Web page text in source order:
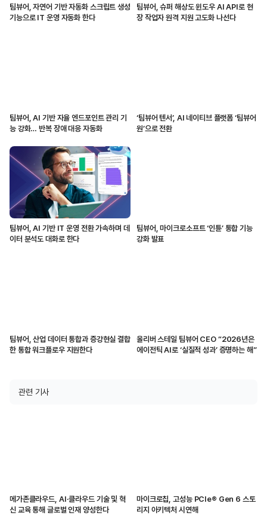
팀뷰어, 자연어 기반 자동화 스크립트 생성
기능으로 IT 운영 자동화 한다
팀뷰어, 슈퍼 해상도 윈도우 AI API로 현
장 작업자 원격 지원 고도화 나선다
팀뷰어, AI 기반 자율 엔드포인트 관리 기
능 강화… 반복 장애 대응 자동화
‘팀뷰어 텐서’, AI 네이티브 플랫폼 ‘팀뷰어
원’으로 전환
팀뷰어, AI 기반 IT 운영 전환 가속하며 데
이터 분석도 대화로 한다
팀뷰어, 마이크로소프트 ‘인튠’ 통합 기능
강화 발표
팀뷰어, 산업 데이터 통합과 증강현실 결합
한 통합 워크플로우 지원한다
올리버 스테일 팀뷰어 CEO “2026년은
에이전틱 AI로 ‘실질적 성과’ 증명하는 해”
관련 기사
메가존클라우드, AI·클라우드 기술 및 혁
신 교육 통해 글로벌 인재 양성한다
마이크로칩, 고성능 PCIe® Gen 6 스토
리지 아키텍처 시연해